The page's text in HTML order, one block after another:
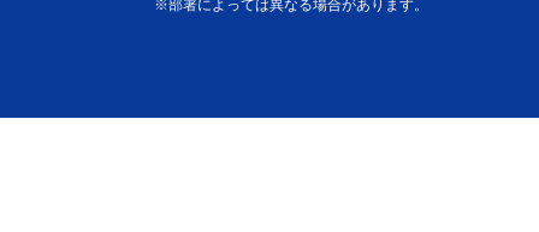
※部署によっては異なる場合があります。